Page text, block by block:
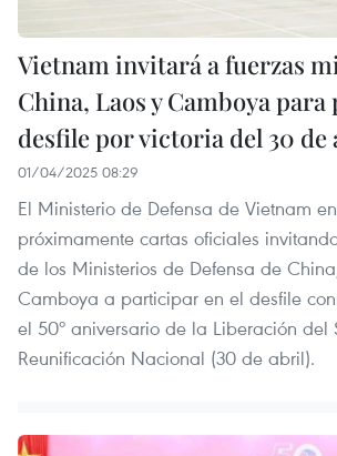
Vietnam invitará a fuerzas
China, Laos y Camboya
desfile por victoria del 30 de
01/04/2025 08:29
El Ministerio de Defensa de Vietnam
próximamente cartas oficiales
de los Ministerios de Defensa de
Camboya a participar en el desfile
el 50º aniversario de la Liberación del
Reunificación Nacional (30 de abril).